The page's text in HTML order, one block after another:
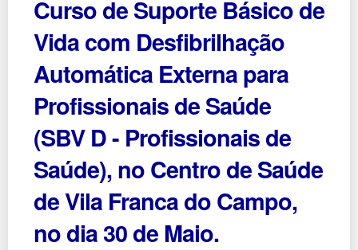
Curso de Suporte Básico de
Vida com Desfibrilhação
Automática Externa para
Profissionais de Saúde
(SBV D - Profissionais de
Saúde), no Centro de Saúde
de Vila Franca do Campo,
no dia 30 de Maio.